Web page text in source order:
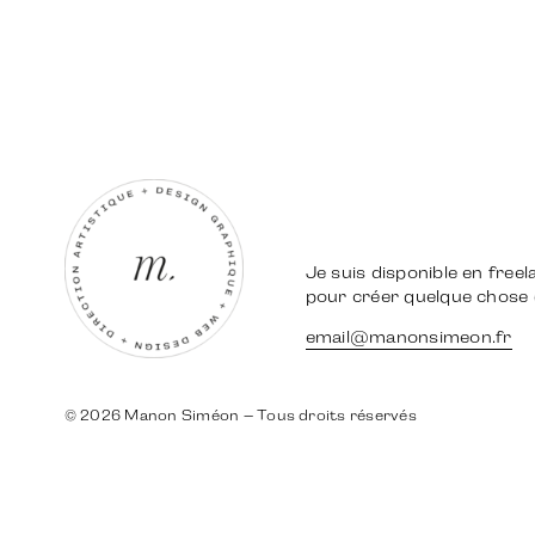
Je suis disponible en
pour créer quelque chose
email@manonsimeon.fr
©2026 Manon Siméon – Tous droits réservés